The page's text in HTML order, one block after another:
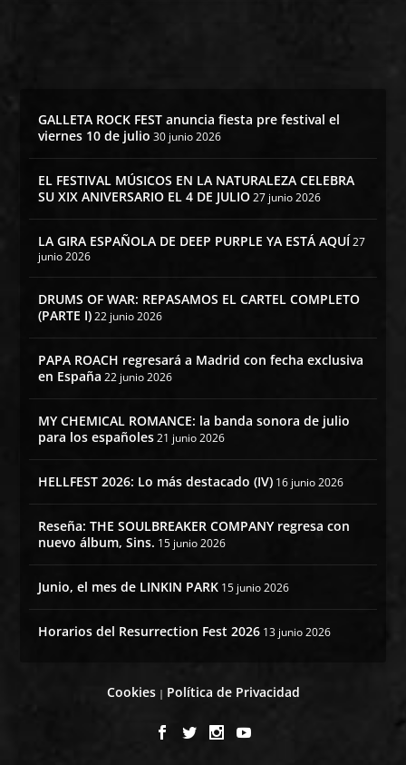
GALLETA ROCK FEST anuncia fiesta pre festival el
viernes 10 de julio 30 junio 2026
EL FESTIVAL MÚSICOS EN LA NATURALEZA CELEBRA
SU XIX ANIVERSARIO EL 4 DE JULIO 27 junio 2026
LA GIRA ESPAÑOLA DE DEEP PURPLE YA ESTÁ AQUÍ27
junio 2026
DRUMS OF WAR: REPASAMOS EL CARTEL COMPLETO
(PARTE I) 22 junio 2026
PAPA ROACH regresará a Madrid con fecha exclusiva
en España 22 junio 2026
MY CHEMICAL ROMANCE: la banda sonora de julio
para los españoles 21 junio 2026
HELLFEST 2026: Lo más destacado (IV) 16 junio 2026
Reseña: THE SOULBREAKER COMPANY regresa con
nuevo álbum, Sins. 15 junio 2026
Junio, el mes de LINKIN PARK 15 junio 2026
Horarios del Resurrection Fest 2026 13 junio 2026
Cookies| Política de Privacidad